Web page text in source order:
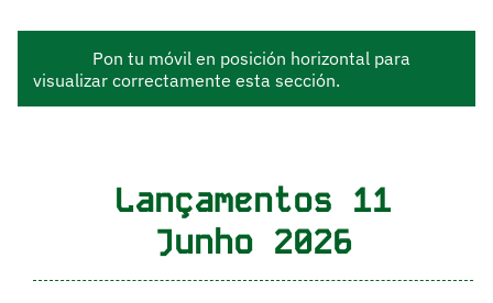
Pon tu móvil en posición horizontal para
visualizar correctamente esta sección.
Lançamentos 11
Junho 2026